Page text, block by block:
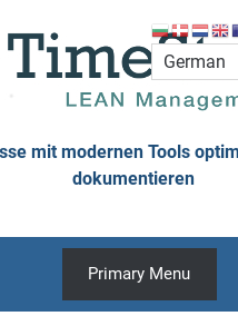
mit modernen Tools
dokumentieren
Primary Menu